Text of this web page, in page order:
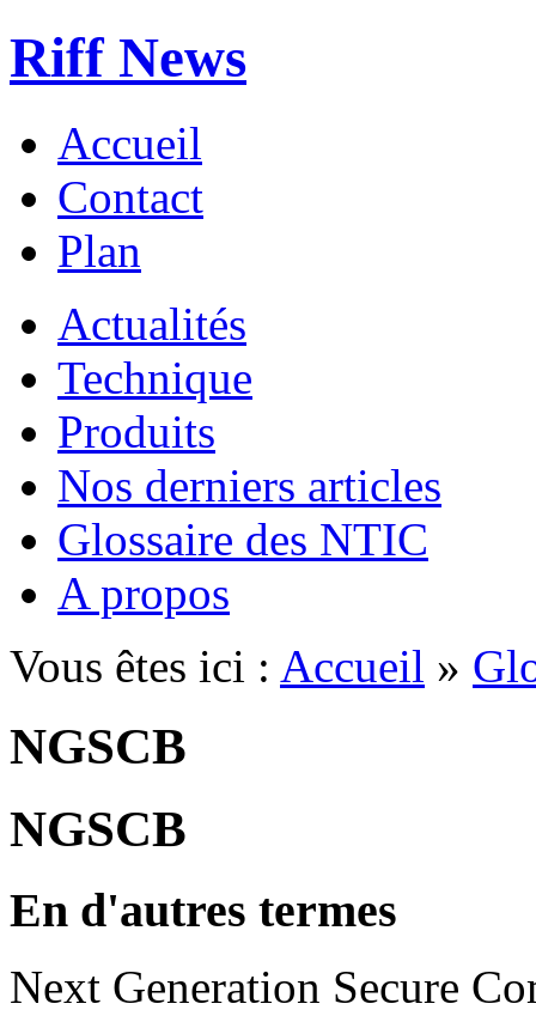
Riff News
Accueil
Contact
Plan
Actualités
Technique
Produits
Nos derniers articles
Glossaire des NTIC
A propos
Vous êtes ici : Accueil »
NGSCB
NGSCB
En d'autres termes
Next Generation Secure